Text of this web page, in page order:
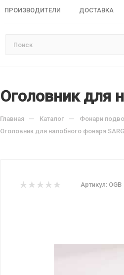
ПРОИЗВОДИТЕЛИ ДОСТАВКА
Оголовник для
Главная — Каталог — Фонари
Оголовник для налобного фонаря
Артикул: OGB